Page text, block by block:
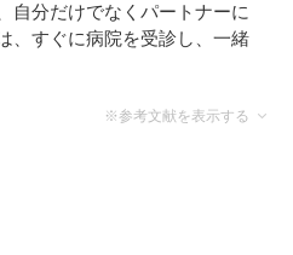
自分だけでなくパートナーに
、すぐに病院を受診し、一緒
※参考文献を表示する